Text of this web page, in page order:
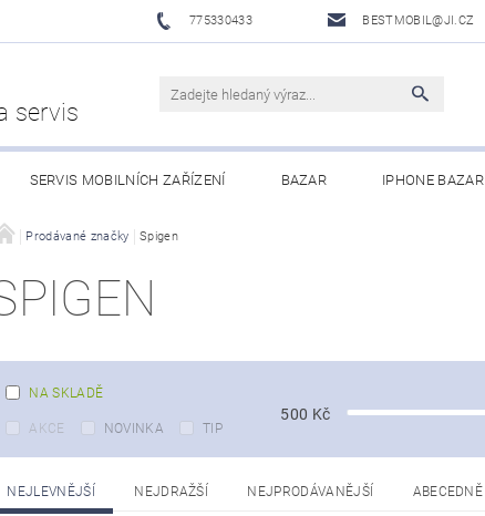
775330433 BESTMOBIL@JI.CZ
servis
SERVIS MOBILNÍCH ZAŘÍZENÍ BAZAR IPHONE BAZAR
PŘÍSLUŠENSTVÍ XIAOMI MI ECOSYSTEM
Prodávané značky Spigen
NA SKLADĚ
AKCE NOVINKA TIP
500 Kč
NEJLEVNĚJŠÍ NEJDRAŽŠÍ NEJPRODÁVANĚJŠÍ ABECEDNĚ